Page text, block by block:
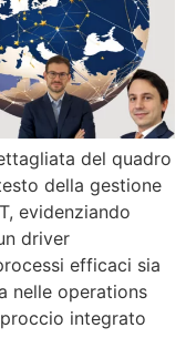
del quadro
della gestione
evidenziando
driver
efficaci sia
nelle operations
integrato